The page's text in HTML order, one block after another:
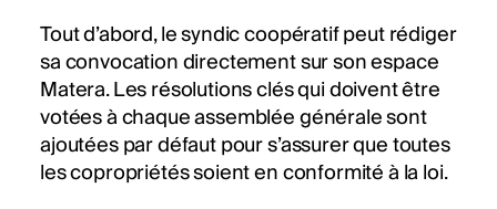
Tout d’abord, le syndic coopératif peut rédiger
sa convocation directement sur son espace
Matera. Les résolutions clés qui doivent être
votées à chaque assemblée générale sont
ajoutées par défaut pour s’assurer que toutes
les copropriétés soient en conformité à la loi.